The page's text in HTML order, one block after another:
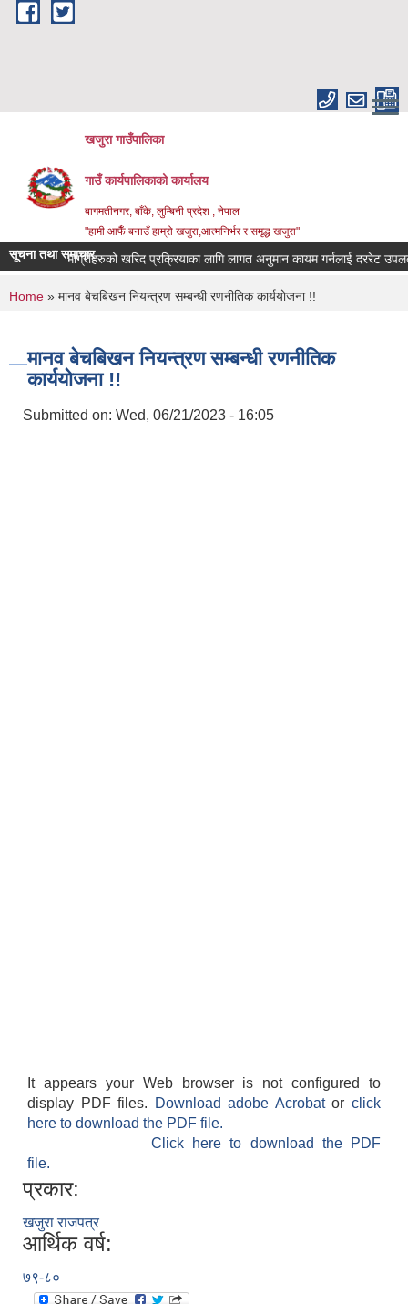
Skip to main content
खजुरा गाउँपालिका
गाउँ कार्यपालिकाको कार्यालय
बागमतीनगर, बाँके, लुम्बिनी प्रदेश , नेपाल
"हामी आफैँ बनाउँ हाम्रो खजुरा,आत्मनिर्भर र समृद्ध खजुरा"
सूचना तथा समाचार
सामाग्रीहरुको खरिद प्रक्रियाका लागि लागत अनुमान कायम गर्नलाई दररेट
You are here
Home » मानव बेचबिखन नियन्त्रण सम्बन्धी रणनीतिक कार्ययोजना !!
मानव बेचबिखन नियन्त्रण सम्बन्धी रणनीतिक
कार्ययोजना !!
Submitted on: Wed, 06/21/2023 - 16:05
It appears your Web browser is not configured to
display PDF files.
Download adobe Acrobatorclick
here to download the PDF file.
Click here to download the PDF
file.
प्रकार:
खजुरा राजपत्र
आर्थिक वर्ष:
७९-८०